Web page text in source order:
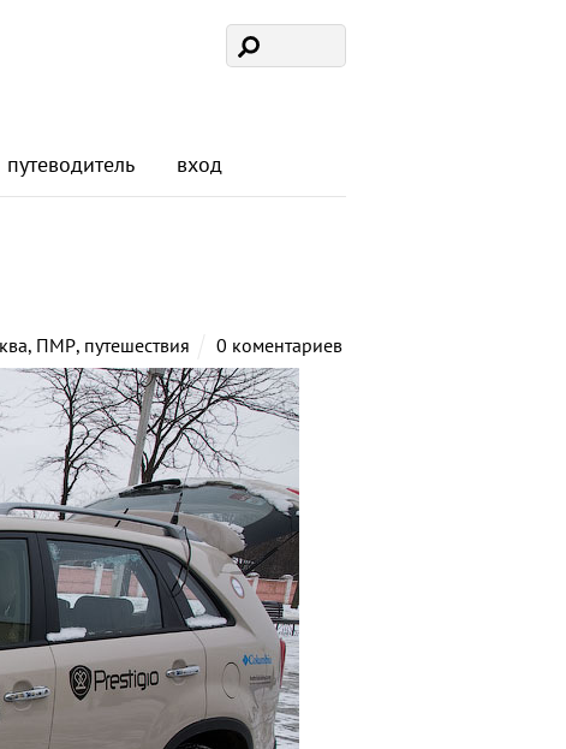
путеводитель вход
, ПМР, путешествия 0 коментариев